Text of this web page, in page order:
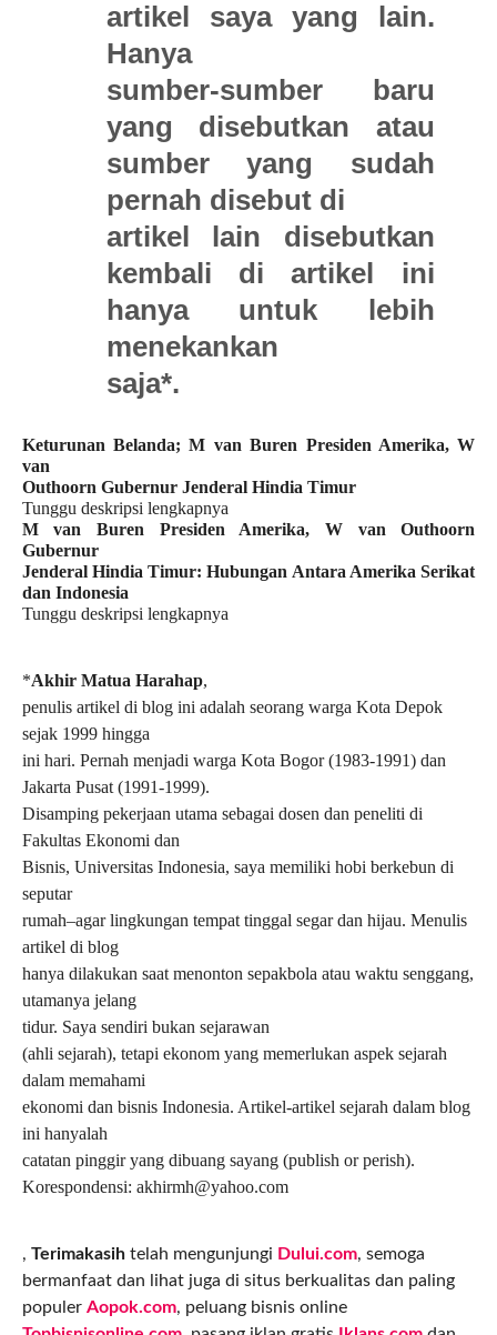
artikel saya yang lain.
Hanya
sumber-sumber baru
yang disebutkan atau
sumber yang sudah
pernah disebut di
artikel lain disebutkan
kembali di artikel ini
hanya untuk lebih
menekankan
saja*.
Keturunan Belanda; M van Buren Presiden Amerika, W
van
Outhoorn Gubernur Jenderal Hindia Timur
Tunggu deskripsi lengkapnya
M van Buren Presiden Amerika, W van Outhoorn
Gubernur
Jenderal Hindia Timur: Hubungan Antara Amerika Serikat
dan Indonesia
Tunggu deskripsi lengkapnya
*Akhir Matua Harahap,
penulis artikel di blog ini adalah seorang warga Kota Depok
sejak 1999 hingga
ini hari. Pernah menjadi warga Kota Bogor (1983-1991) dan
Jakarta Pusat (1991-1999).
Disamping pekerjaan utama sebagai dosen dan peneliti di
Fakultas Ekonomi dan
Bisnis, Universitas Indonesia, saya memiliki hobi berkebun di
seputar
rumah–agar lingkungan tempat tinggal segar dan hijau. Menulis
artikel di blog
hanya dilakukan saat menonton sepakbola atau waktu senggang,
utamanya jelang
tidur. Saya sendiri bukan sejarawan
(ahli sejarah), tetapi ekonom yang memerlukan aspek sejarah
dalam memahami
ekonomi dan bisnis Indonesia. Artikel-artikel sejarah dalam blog
ini hanyalah
catatan pinggir yang dibuang sayang (publish or perish).
Korespondensi: akhirmh@yahoo.com
, Terimakasihtelah mengunjungi Dului.com, semoga
bermanfaat dan lihat juga di situs berkualitas dan paling
populer Aopok.com, peluang bisnis online